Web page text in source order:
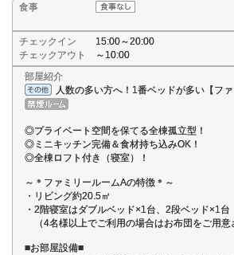
食事
チェックイン
15:00～20:00
チェックアウト
～10:00
部屋紹介
人数の多い方へ！1番ベッドが多い【ファ
◎プライベート空間を保てる全棟孤立型！
◎ミニキッチン完備＆食材持ち込みOK！
◎全棟ロフト付き（寝室）！
～＊ファミリールームAの特徴＊～
・リビング約20.5㎡
・2階寝室はダブルベッド×1台、2段ベッド×1台
（4名様以上でご利用の場合はお布団をご用意
■お部屋設備■